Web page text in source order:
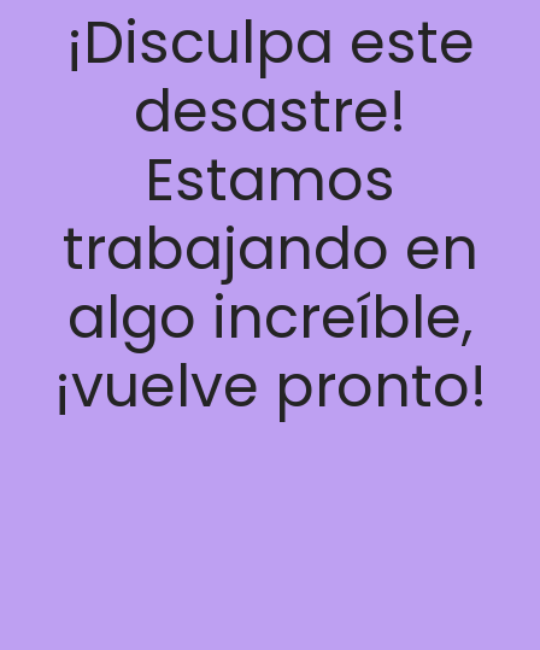
¡Disculpa este
desastre!
Estamos
trabajando en
algo increíble,
¡vuelve pronto!